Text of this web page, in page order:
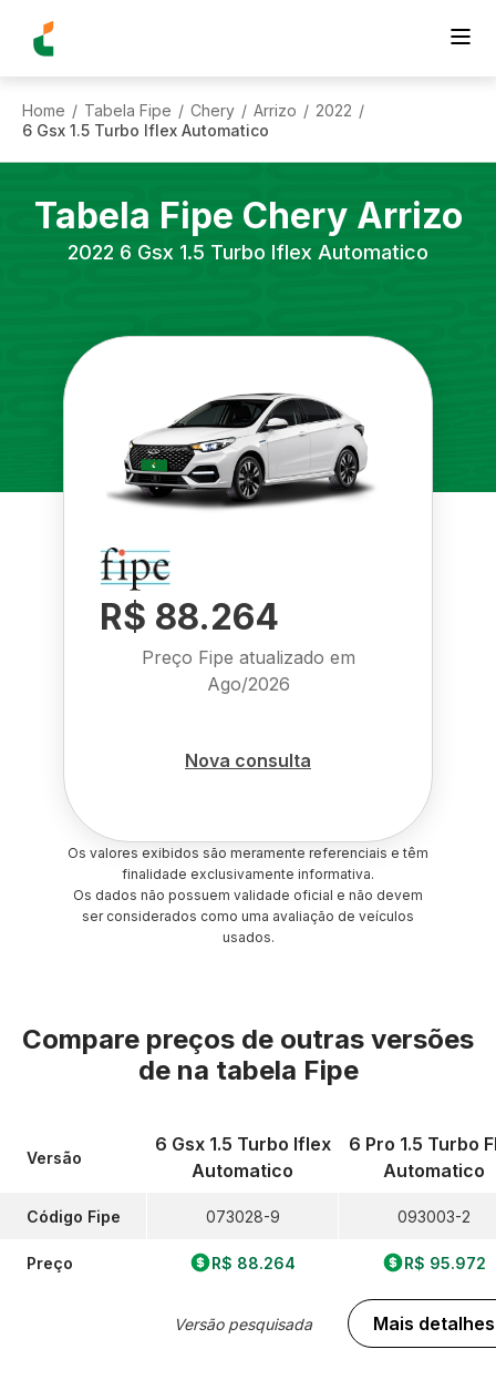
Home / Tabela Fipe / Chery / Arrizo / 2022 /
6 Gsx 1.5 Turbo Iflex Automatico
Tabela Fipe Chery Arrizo
2022 6 Gsx 1.5 Turbo Iflex Automatico
R$ 88.264
Preço Fipe atualizado em
Ago/2026
Nova consulta
Os valores exibidos são meramente referenciais e têm
finalidade exclusivamente informativa.
Os dados não possuem validade oficial e não devem
ser considerados como uma avaliação de veículos
usados.
Compare preços de outras versões
de na tabela Fipe
Versão
Código Fipe
Preço
6 Gsx 1.5 Turbo Iflex
Automatico
073028-9
R$ 88.264
Versão pesquisada
6 Pro 1.5 Turbo
Automatico
093003-2
R$ 95.972
Mais detalhes